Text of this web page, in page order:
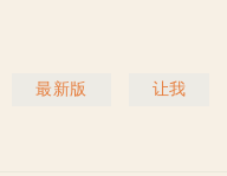
最新版 让我